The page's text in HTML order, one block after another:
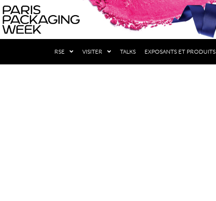
RSE VISITER TALKS EXPOSANTS ET PRODUITS